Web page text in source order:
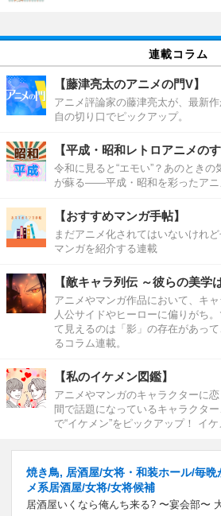
連載コラム
【藤津亮太のアニメの門V】
アニメ評論家の藤津亮太が、最新
自の切り口でピックアップ。
【平成・昭和レトロアニメのす
令和に見ると“エモい”？あのとき
が蘇る――平成・昭和を彩ったアニ
【おすすめマンガ手帖】
まだアニメ化されてはいないけれ
マンガを紹介する連載
【敵キャラ列伝 ～彼らの美学
アニメやマンガ作品において、キ
人公サイドやヒーローに偏りがち
て見えるのは「影」の存在があっ
るコラム連載。
【私のイケメン図鑑】
アニメやマンガのキャラクターに
間で話題になっているキャラクタ
で“イケメン”をピックアップ！ イ
焼き鳥, 居酒屋/女将・和装ホール/毎晩
メ系居酒屋/女将/女将候補
居酒屋いくなら俺んち来る? 〜宴会部〜